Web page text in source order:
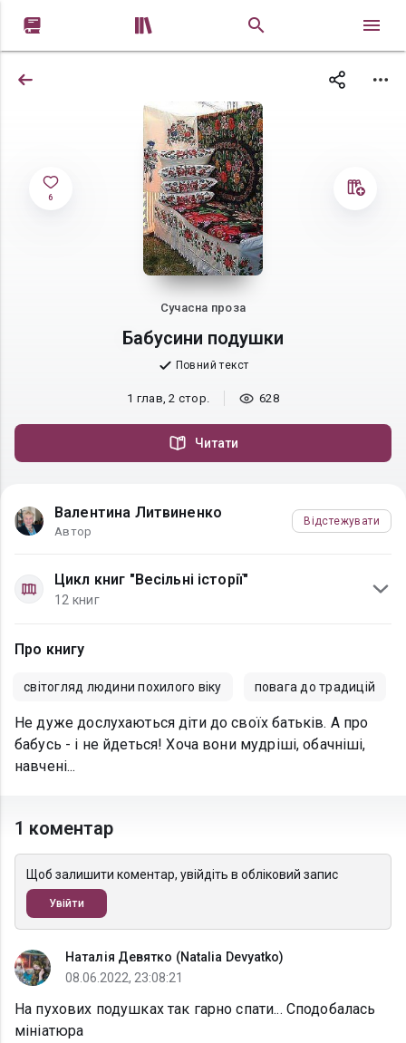
 
6
Сучасна проза
Бабусини подушки
Повний текст
1 глав, 2 стор. 628
Читати
Валентина Литвиненко
Автор
Відстежувати
Цикл книг "Весільні історії"
12 книг
Про книгу
світогляд людини похилого віку повага до традицій
Не дуже дослухаються діти до своїх батьків. А про
бабусь - і не йдеться! Хоча вони мудріші, обачніші,
навчені...
1 коментар
Щоб залишити коментар, увійдіть в обліковий запис
Увійти
Наталія Девятко (Natalia Devyatko)
08.06.2022, 23:08:21
На пухових подушках так гарно спати... Сподобалась
мініатюра